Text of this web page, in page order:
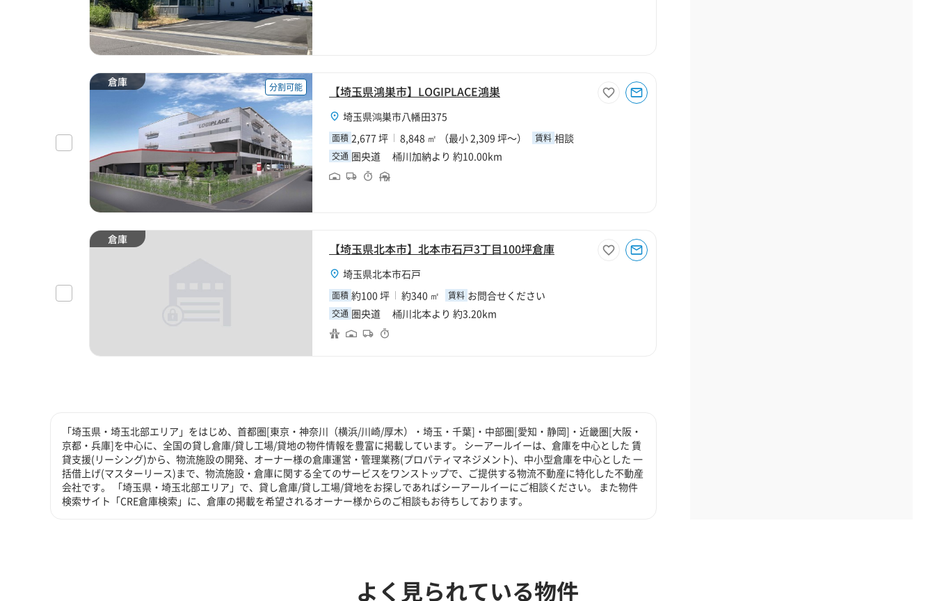
倉庫 分割可能 【埼玉県鴻巣市】LOGIPLACE鴻巣
埼玉県鴻巣市八幡田375
面積 2,677 坪 8,848 ㎡ （最小 2,309 坪～） 賃料 相談
交通 圏央道 桶川加納より 約10.00km
倉庫
【埼玉県北本市】北本市石戸3丁目100坪倉庫
埼玉県北本市石戸
面積 約100 坪 約340 ㎡ 賃料 お問合せください
交通 圏央道 桶川北本より 約3.20km
「埼玉県・埼玉北部エリア」をはじめ、首都圏[東京・神奈川（横浜/川崎/厚木）・埼玉・千葉]・中部圏[愛知・静岡]・近畿圏[大阪・
京都・兵庫]を中心に、全国の貸し倉庫/貸し工場/貸地の物件情報を豊富に掲載しています。 シーアールイーは、倉庫を中心とした 賃
貸支援(リーシング)から、物流施設の開発、オーナー様の倉庫運営・管理業務(プロパティマネジメント)、中小型倉庫を中心とした 一
括借上げ(マスターリース)まで、物流施設・倉庫に関する全てのサービスをワンストップで、ご提供する物流不動産に特化した不動産
会社です。 「埼玉県・埼玉北部エリア」で、貸し倉庫/貸し工場/貸地をお探しであればシーアールイーにご相談ください。 また物件
検索サイト「CRE倉庫検索」に、倉庫の掲載を希望されるオーナー様からのご相談もお待ちしております。
よく見られている物件